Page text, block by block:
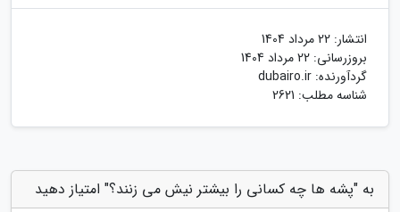
انتشار: 22 مرداد 1404
بروزرسانی: 22 مرداد 1404
گردآورنده: dubairo.ir
شناسه مطلب: 2621
به "پشه ها چه کسانی را بیشتر نیش می زنند؟" امتیاز دهید